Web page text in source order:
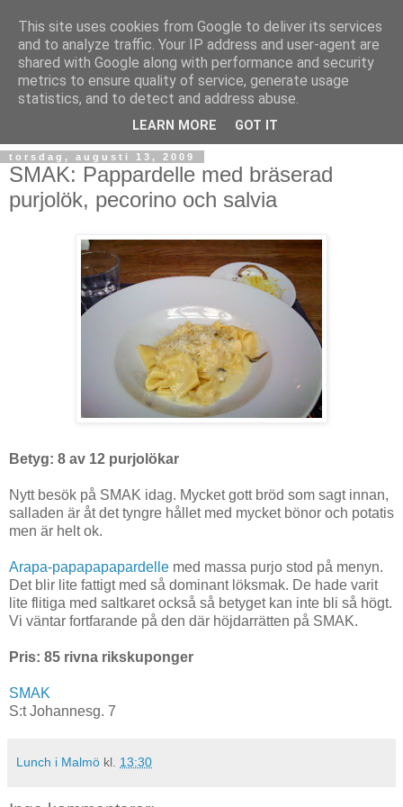
torsdag, augusti 13, 2009
SMAK: Pappardelle med bräserad
purjolök, pecorino och salvia
Betyg: 8 av 12 purjolökar
Nytt besök på SMAK idag. Mycket gott bröd som sagt innan,
salladen är åt det tyngre hållet med mycket bönor och potatis
men är helt ok.
Arapa-papapapapardelle med massa purjo stod på menyn.
Det blir lite fattigt med så dominant löksmak. De hade varit
lite flitiga med saltkaret också så betyget kan inte bli så högt.
Vi väntar fortfarande på den där höjdarrätten på SMAK.
Pris: 85 rivna rikskuponger
SMAK
S:t Johannesg. 7
Lunch i Malmö kl. 13:30
This site uses cookies from Google to deliver its services
and to analyze traffic. Your IP address and user-agent are
shared with Google along with performance and security
metrics to ensure quality of service, generate usage
statistics, and to detect and address abuse.
LEARN MORE GOT IT